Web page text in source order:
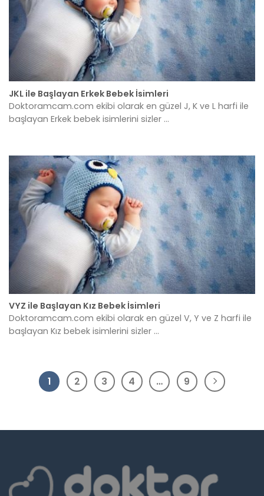
JKL ile Başlayan Erkek Bebek İsimleri
Doktoramcam.com ekibi olarak en güzel J, K ve L harfi ile
başlayan Erkek bebek isimlerini sizler ...
VYZ ile Başlayan Kız Bebek İsimleri
Doktoramcam.com ekibi olarak en güzel V, Y ve Z harfi ile
başlayan Kız bebek isimlerini sizler ...
1 2 3 4 … 9